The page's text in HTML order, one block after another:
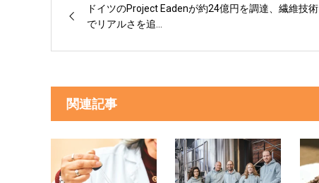
ドイツのProject Eadenが約24億円を調達、繊維技術
でリアルさを追...
関連記事